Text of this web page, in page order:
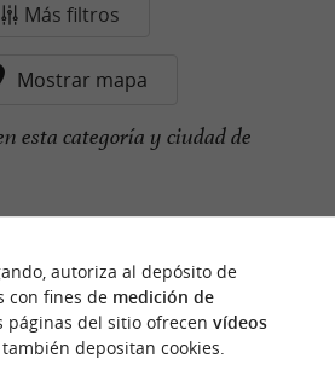
Más filtros
Mostrar mapa
esta categoría y ciudad de
n
u
e
s
t
r
o
f
a
v
o
r
i
t
o
autoriza al depósito de
con fines de medición de
páginas del sitio ofrecen vídeos
depositan cookies.